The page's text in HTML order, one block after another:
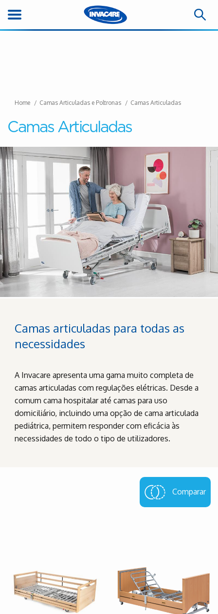
Home Camas Articuladas e Poltronas Camas Articuladas
Camas Articuladas
Camas articuladas para todas as
necessidades
A Invacare apresenta uma gama muito completa de
camas articuladas com regulações elétricas. Desde a
comum cama hospitalar até camas para uso
domiciliário, incluindo uma opção de cama articulada
pediátrica, permitem responder com eficácia às
necessidades de todo o tipo de utilizadores.
Comparar